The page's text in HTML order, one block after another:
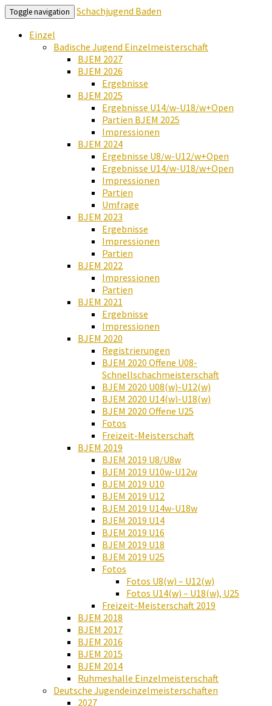
Toggle navigation
Schachjugend Baden
Einzel
Badische Jugend Einzelmeisterschaft
BJEM 2027
BJEM 2026
Ergebnisse
BJEM 2025
Ergebnisse U14/w-U18/w+Open
Partien BJEM 2025
Impressionen
BJEM 2024
Ergebnisse U8/w-U12/w+Open
Ergebnisse U14/w-U18/w+Open
Impressionen
Partien
Umfrage
BJEM 2023
Ergebnisse
Impressionen
Partien
BJEM 2022
Impressionen
Partien
BJEM 2021
Ergebnisse
Impressionen
BJEM 2020
Registrierungen
BJEM 2020 Offene U08-
Schnellschachmeisterschaft
BJEM 2020 U08(w)-U12(w)
BJEM 2020 U14(w)-U18(w)
BJEM 2020 Offene U25
Fotos
Freizeit-Meisterschaft
BJEM 2019
BJEM 2019 U8/U8w
BJEM 2019 U10w-U12w
BJEM 2019 U10
BJEM 2019 U12
BJEM 2019 U14w-U18w
BJEM 2019 U14
BJEM 2019 U16
BJEM 2019 U18
BJEM 2019 U25
Fotos
Fotos U8(w) – U12(w)
Fotos U14(w) – U18(w), U25
Freizeit-Meisterschaft 2019
BJEM 2018
BJEM 2017
BJEM 2016
BJEM 2015
BJEM 2014
Ruhmeshalle Einzelmeisterschaft
Deutsche Jugendeinzelmeisterschaften
2027